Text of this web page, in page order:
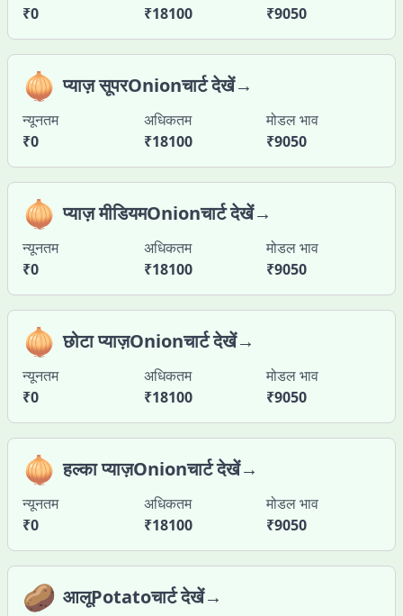
₹0
₹18100
₹9050
🧅 प्याज़ सूपरOnionचार्ट देखें→
न्यूनतम
₹0
अधिकतम
₹18100
मोडल भाव
₹9050
🧅 प्याज़ मीडियमOnionचार्ट देखें→
न्यूनतम
₹0
अधिकतम
₹18100
मोडल भाव
₹9050
🧅 छोटा प्याज़Onionचार्ट देखें→
न्यूनतम
₹0
अधिकतम
₹18100
मोडल भाव
₹9050
🧅 हल्का प्याज़Onionचार्ट देखें→
न्यूनतम
₹0
अधिकतम
₹18100
मोडल भाव
₹9050
🥔 आलूPotatoचार्ट देखें→